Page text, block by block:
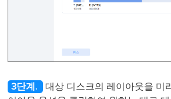
3단계.
대상 디스크의 레이아웃을 미